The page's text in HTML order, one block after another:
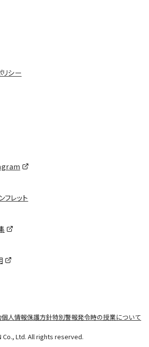
リシー
レット
個人情報保護方針特別警報発令時の授業について
Co., Ltd. All rights reserved.